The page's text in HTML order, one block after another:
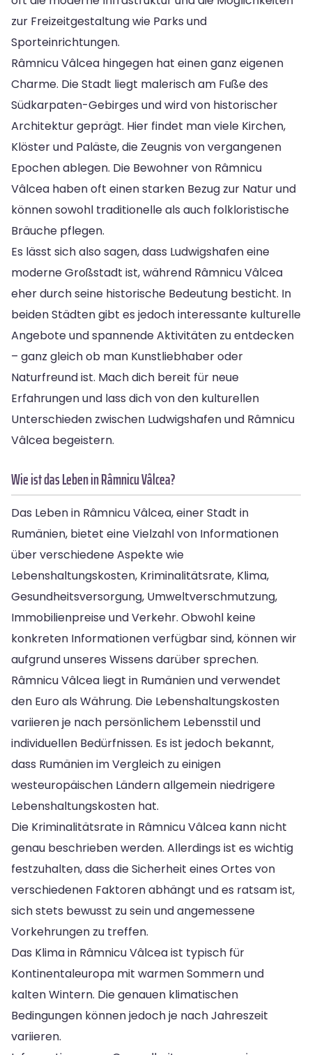
zur Freizeitgestaltung wie Parks und
Sporteinrichtungen.
Râmnicu Vâlcea hingegen hat einen ganz eigenen
Charme. Die Stadt liegt malerisch am Fuße des
Südkarpaten-Gebirges und wird von historischer
Architektur geprägt. Hier findet man viele Kirchen,
Klöster und Paläste, die Zeugnis von vergangenen
Epochen ablegen. Die Bewohner von Râmnicu
Vâlcea haben oft einen starken Bezug zur Natur und
können sowohl traditionelle als auch folkloristische
Bräuche pflegen.
Es lässt sich also sagen, dass Ludwigshafen eine
moderne Großstadt ist, während Râmnicu Vâlcea
eher durch seine historische Bedeutung besticht. In
beiden Städten gibt es jedoch interessante kulturelle
Angebote und spannende Aktivitäten zu entdecken
– ganz gleich ob man Kunstliebhaber oder
Naturfreund ist. Mach dich bereit für neue
Erfahrungen und lass dich von den kulturellen
Unterschieden zwischen Ludwigshafen und Râmnicu
Vâlcea begeistern.
Wie ist das Leben in Râmnicu Vâlcea?
Das Leben in Râmnicu Vâlcea, einer Stadt in
Rumänien, bietet eine Vielzahl von Informationen
über verschiedene Aspekte wie
Lebenshaltungskosten, Kriminalitätsrate, Klima,
Gesundheitsversorgung, Umweltverschmutzung,
Immobilienpreise und Verkehr. Obwohl keine
konkreten Informationen verfügbar sind, können wir
aufgrund unseres Wissens darüber sprechen.
Râmnicu Vâlcea liegt in Rumänien und verwendet
den Euro als Währung. Die Lebenshaltungskosten
variieren je nach persönlichem Lebensstil und
individuellen Bedürfnissen. Es ist jedoch bekannt,
dass Rumänien im Vergleich zu einigen
westeuropäischen Ländern allgemein niedrigere
Lebenshaltungskosten hat.
Die Kriminalitätsrate in Râmnicu Vâlcea kann nicht
genau beschrieben werden. Allerdings ist es wichtig
festzuhalten, dass die Sicherheit eines Ortes von
verschiedenen Faktoren abhängt und es ratsam ist,
sich stets bewusst zu sein und angemessene
Vorkehrungen zu treffen.
Das Klima in Râmnicu Vâlcea ist typisch für
Kontinentaleuropa mit warmen Sommern und
kalten Wintern. Die genauen klimatischen
Bedingungen können jedoch je nach Jahreszeit
variieren.